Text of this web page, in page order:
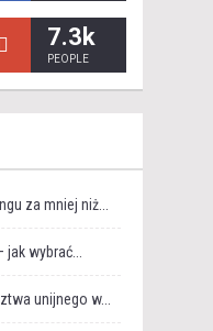
7.3k
PEOPLE
za mniej niż...
wybrać...
unijnego w...